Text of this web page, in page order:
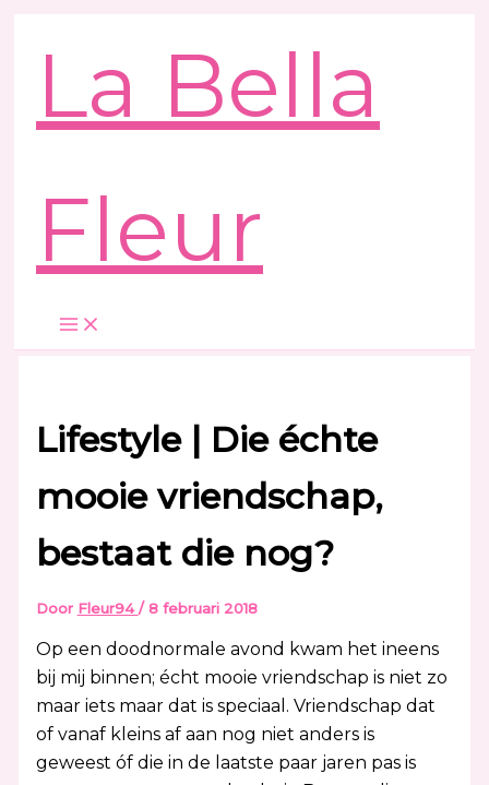
naar
inhoudLa Bella
Fleur
Lifestyle | Die échte
mooie vriendschap,
bestaat die nog?
Door Fleur94/8 februari 2018
Op een doodnormale avond kwam het ineens
bij mij binnen; écht mooie vriendschap is niet zo
maar iets maar dat is speciaal. Vriendschap dat
of vanaf kleins af aan nog niet anders is
geweest óf die in de laatste paar jaren pas is